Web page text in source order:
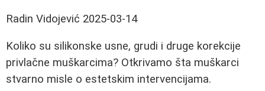
Radin Vidojević 2025-03-14
Koliko su silikonske usne, grudi i druge korekcije
privlačne muškarcima? Otkrivamo šta muškarci
stvarno misle o estetskim intervencijama.